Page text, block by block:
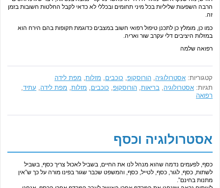
הרבה השפעות שליליות בכל מיני תחומים ובכללי לא כדאי לקבל החלטות חשובות בזמן
זה.
כמו כן, מומלץ כן לתכנן טיפול רפואי חשוב במצבים כדוגמת תקופות בהם הירח הוא
במזלות היציבים דלי עקרב שור ואריה.
רפואה שלמה
קטגוריות: אסטרולוגיה, הורוסקופ, כוכבים, מזלות, מפת לידה
תגיות: אסטרולוגיה בריאות הורוסקופ כוכבים מזלות מפת לידה עתיד
רפואה
אסטרולוגיה וכסף
כסף, לפעמים נדמה שהוא מנהל לנו את החיים, בשביל לאכול צריך כסף, בשביל
לשתות, כסף, לגור, כסף, לטייל, כסף, והמשפט שכבר שגור בפינו מורה על כך ש”אין
מתנות בחינם”.